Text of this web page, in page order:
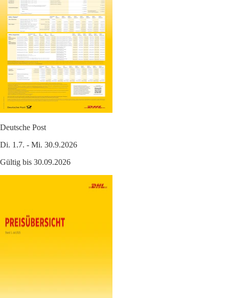
Deutsche Post
Di. 1.7. - Mi. 30.9.2026
Gültig bis 30.09.2026